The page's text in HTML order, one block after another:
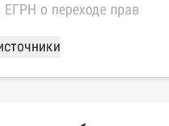
о переходе прав
и ЕГРИП Федеральной